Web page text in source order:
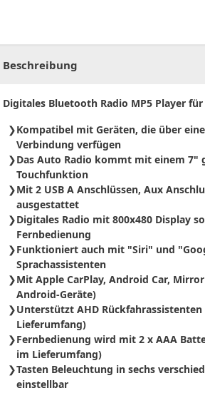
Beschreibung
Digitales Bluetooth Radio MP5 Player
Kompatibel mit Geräten, die über
Verbindung verfügen
Das Auto Radio kommt mit einem 7"
Touchfunktion
Mit 2 USB A Anschlüssen, Aux
ausgestattet
Digitales Radio mit 800x480 Display
Fernbedienung
Funktioniert auch mit "Siri" und
Sprachassistenten
Mit Apple CarPlay, Android Car,
Android-Geräte)
Unterstützt AHD
Lieferumfang)
Fernbedienung wird mit 2 x AAA
im Lieferumfang)
Tasten Beleuchtung in sechs
einstellbar